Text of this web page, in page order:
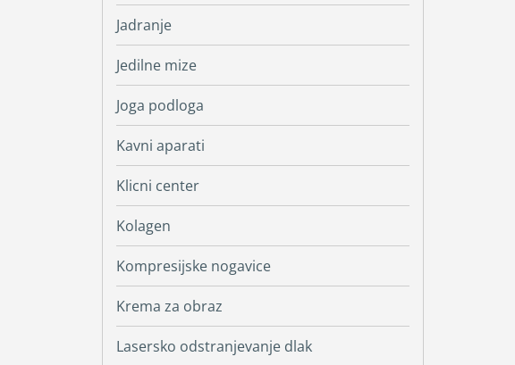
Jadranje
Jedilne mize
Joga podloga
Kavni aparati
Klicni center
Kolagen
Kompresijske nogavice
Krema za obraz
Lasersko odstranjevanje dlak